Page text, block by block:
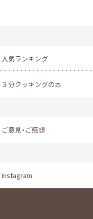
人気ランキング
３分クッキングの本
ご意見・ご感想
Instagram